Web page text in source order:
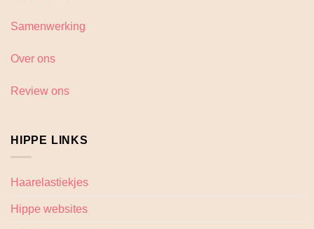
Samenwerking
Over ons
Review ons
HIPPE LINKS
Haarelastiekjes
Hippe websites